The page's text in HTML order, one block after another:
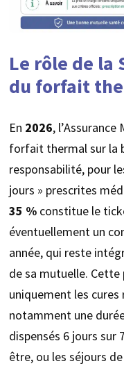
Le rôle de la
du forfait
En 2026, l’Assurance
forfait thermal sur la
responsabilité, pour
jours » prescrites
35 %constitue le
éventuellement un
année, qui reste
de sa mutuelle. Cette
uniquement les
notamment une
dispensés 6 jours sur
être, ou les séjours